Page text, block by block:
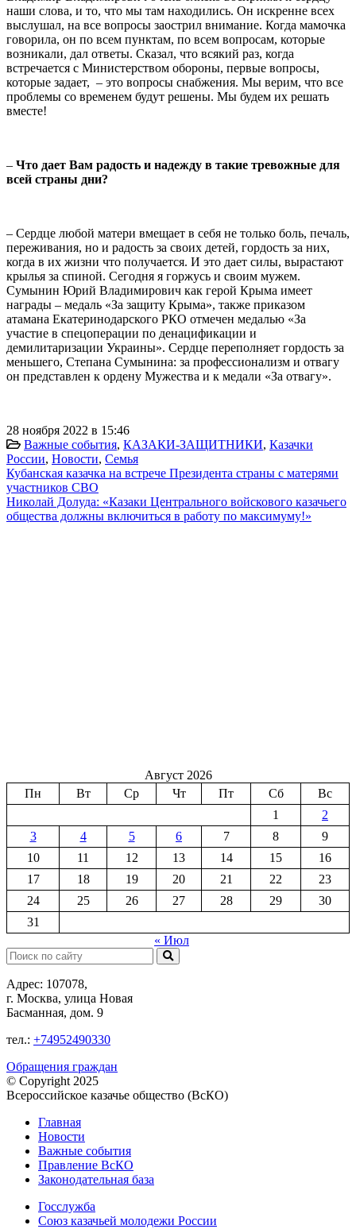
наши слова, и то, что мы там находились. Он искренне всех
выслушал, на все вопросы заострил внимание. Когда мамочка
говорила, он по всем пунктам, по всем вопросам, которые
возникали, дал ответы. Сказал, что всякий раз, когда
встречается с Министерством обороны, первые вопросы,
которые задает, – это вопросы снабжения. Мы верим, что все
проблемы со временем будут решены. Мы будем их решать
вместе!
– Что дает Вам радость и надежду в такие тревожные для
всей страны дни?
– Сердце любой матери вмещает в себя не только боль, печаль,
переживания, но и радость за своих детей, гордость за них,
когда в их жизни что получается. И это дает силы, вырастают
крылья за спиной. Сегодня я горжусь и своим мужем.
Сумынин Юрий Владимирович как герой Крыма имеет
награды – медаль «За защиту Крыма», также приказом
атамана Екатеринодарского РКО отмечен медалью «За
участие в спецоперации по денацификации и
демилитаризации Украины». Сердце переполняет гордость за
меньшего, Степана Сумынина: за профессионализм и отвагу
он представлен к ордену Мужества и к медали «За отвагу».
28 ноября 2022 в 15:46
Важные события, КАЗАКИ-ЗАЩИТНИКИ, Казачки
России, Новости, Семья
Кубанская казачка на встрече Президента страны с матерями
участников СВО
Николай Долуда: «Казаки Центрального войскового казачьего
общества должны включиться в работу по максимуму!»
Август 2026
Пн
Вт Ср Чт Пт Сб
Вс
1
2
3
4 5 6 7 8
9
10
11 12 13 14 15
16
17
18 19 20 21 22
23
24
25 26 27 28 29
30
31
« Июл
Поиск:
Адрес: 107078,
г. Москва, улица Новая
Басманная, дом. 9
тел.: +74952490330
Обращения граждан
© Copyright 2025
Всероссийское казачье общество (ВсКО)
Главная
Новости
Важные события
Правление ВсКО
Законодательная база
Госслужба
Союз казачьей молодежи России